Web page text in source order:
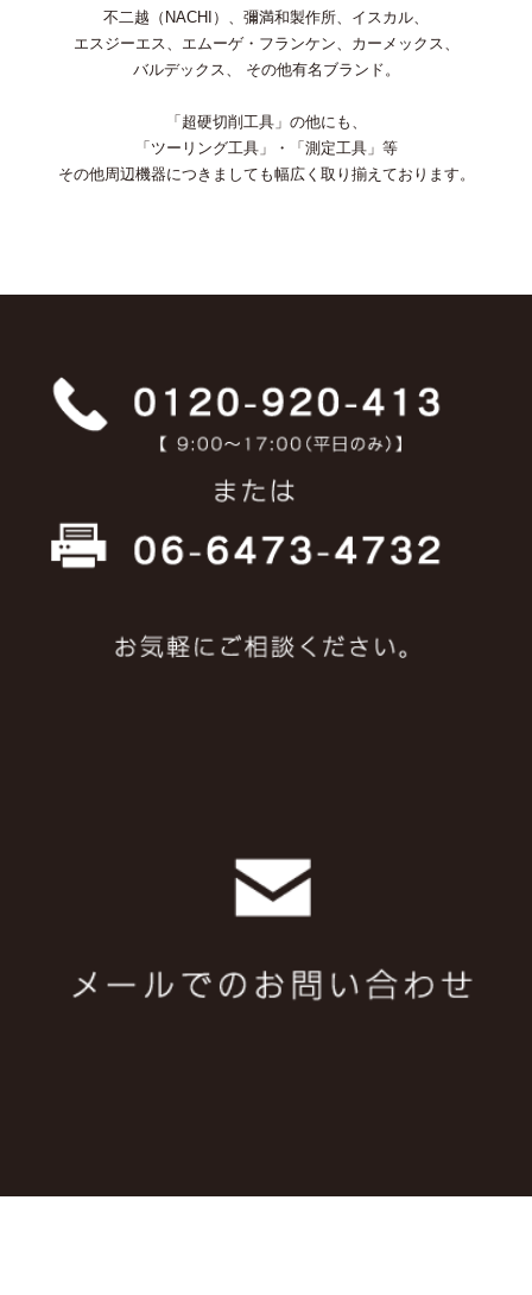
不二越（NACHI）、彌満和製作所、イスカル、
エスジーエス、エムーゲ・フランケン、カーメックス、
バルデックス、 その他有名ブランド。
「超硬切削工具」の他にも、
「ツーリング工具」・「測定工具」等
その他周辺機器につきましても幅広く取り揃えております。